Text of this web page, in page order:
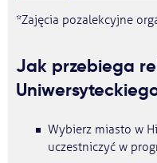
*Zajęcia pozalekcyjne
Jak przebiega
Wybierz miasto w
uczestniczyć w